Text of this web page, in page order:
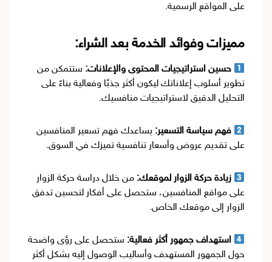
على المواقع الرسمية.
مميزات وفوائد الخدمة بعد الشراء:
حسين استراتيجيات المحتوى والإعلانات: ستتمكن من
تطوير أسلوب إعلاناتك ليكون أكثر جذبًا وفعالية بناءً على
التحليل الدقيق لاستراتيجيات منافسيك.
فهم سياسة التسعير: يساعدك فهم تسعير المنافسين
على تقديم عروض وأسعار تنافسية تميزك في السوق.
زيادة حركة الزوار لموقعك: من خلال دراسة حركة الزوار
على مواقع المنافسين، ستحصل على أفكار لتحسين تدفق
الزوار إلى موقعك الخاص.
استهداف جمهور أكثر فعالية: ستحصل على رؤى واضحة
حول الجمهور المستهدف وأساليب الوصول إليه بشكل أكثر